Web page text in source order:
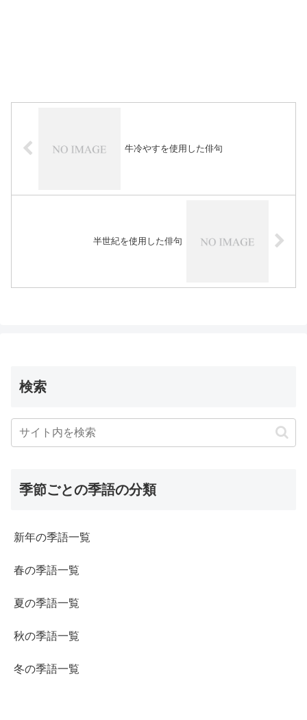
牛冷やすを使用した俳句
半世紀を使用した俳句
検索
季節ごとの季語の分類
新年の季語一覧
春の季語一覧
夏の季語一覧
秋の季語一覧
冬の季語一覧